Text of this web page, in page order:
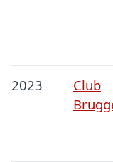
2023
Club